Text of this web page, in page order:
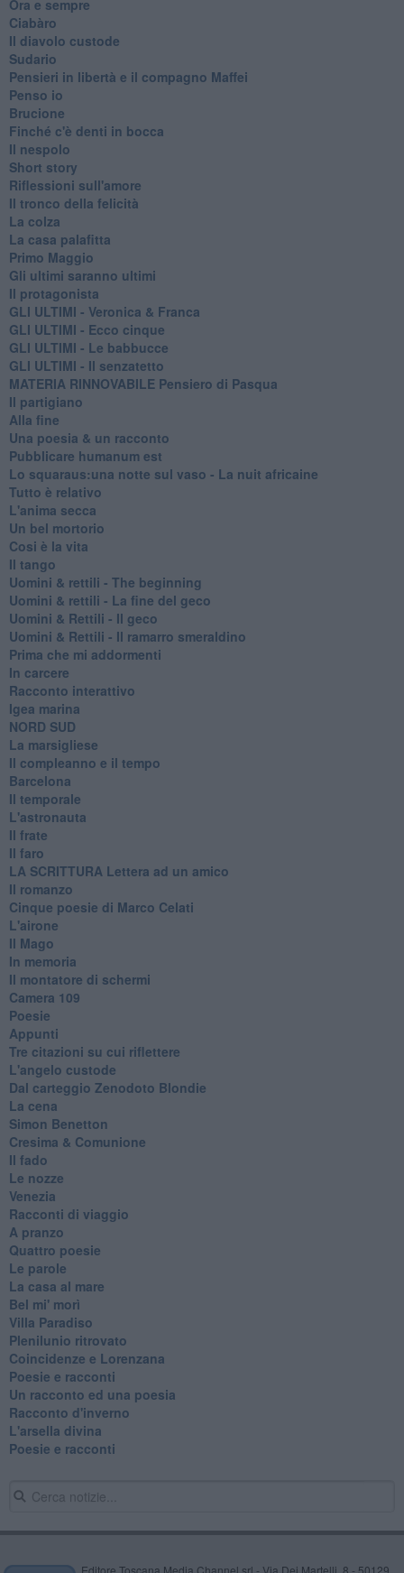
Ora e sempre
Ciabàro
Il diavolo custode
Sudario
Pensieri in libertà e il compagno Maffei
Penso io
Brucione
Finché c'è denti in bocca
Il nespolo
Short story
Riflessioni sull'amore
Il tronco della felicità
La colza
La casa palafitta
Primo Maggio
Gli ultimi saranno ultimi
Il protagonista
GLI ULTIMI - Veronica & Franca
GLI ULTIMI - Ecco cinque
GLI ULTIMI - Le babbucce
GLI ULTIMI - Il senzatetto
MATERIA RINNOVABILE Pensiero di Pasqua
Il partigiano
Alla fine
Una poesia & un racconto
Pubblicare humanum est
Lo squaraus:una notte sul vaso - La nuit africaine
Tutto è relativo
L'anima secca
Un bel mortorio
Cosi è la vita
Il tango
​Uomini & rettili - The beginning
​Uomini & rettili - La fine del geco
Uomini & Rettili - Il geco
Uomini & Rettili - Il ramarro smeraldino
Prima che mi addormenti
In carcere
Racconto interattivo
Igea marina
​NORD SUD
La marsigliese
Il compleanno e il tempo
Barcelona
Il temporale
L'astronauta
Il frate
Il faro
​LA SCRITTURA Lettera ad un amico
Il romanzo
Cinque poesie di Marco Celati
L'airone
Il Mago
In memoria
Il montatore di schermi
Camera 109
Poesie
Appunti
Tre citazioni su cui riflettere
L'angelo custode
Dal carteggio Zenodoto Blondie
La cena
Simon Benetton
Cresima & Comunione
Il fado
Le nozze
Venezia
Racconti di viaggio
A pranzo
Quattro poesie
Le parole
La casa al mare
Bel mi' morì
Villa Paradiso
Plenilunio ritrovato
Coincidenze e Lorenzana
Poesie e racconti
Un racconto ed una poesia
Racconto d'inverno
​L'arsella divina
Poesie e racconti
Editore Toscana Media Channel srl - Via Dei Martelli, 8 - 50129